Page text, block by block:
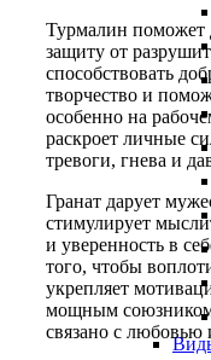
Турмалин поможет
защиту от
способствовать
творчество и
особенно на
раскроет личные
тревоги, гнева и
Гранат дарует
стимулирует
и уверенность в
того, чтобы
укрепляет
мощным союзником,
связано с